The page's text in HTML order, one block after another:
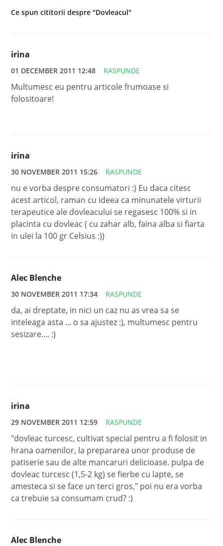
Ce spun cititorii despre "Dovleacul"
irina
01 DECEMBER 2011 12:48 RASPUNDE
Multumesc eu pentru articole frumoase si
folositoare!
irina
30 NOVEMBER 2011 15:26 RASPUNDE
nu e vorba despre consumatori :) Eu daca citesc
acest articol, raman cu ideea ca minunatele virturii
terapeutice ale dovleacului se regasesc 100% si in
placinta cu dovleac ( cu zahar alb, faina alba si fiarta
in ulei la 100 gr Celsius :))
Alec Blenche
30 NOVEMBER 2011 17:34 RASPUNDE
da, ai dreptate, in nici un caz nu as vrea sa se
inteleaga asta ... o sa ajustez :), multumesc pentru
sesizare.... :)
irina
29 NOVEMBER 2011 12:59 RASPUNDE
"dovleac turcesc, cultivat special pentru a fi folosit in
hrana oamenilor, la prepararea unor produse de
patiserie sau de alte mancaruri delicioase. pulpa de
dovleac turcesc (1,5-2 kg) se fierbe cu lapte, se
amesteca si se face un terci gros," poi nu era vorba
ca trebuie sa consumam crud? :)
Alec Blenche